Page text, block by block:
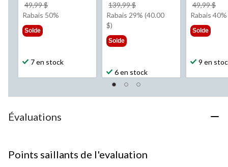
49,99 $
était
Rabais 50%
Solde
7 en stock
139,99 $
était
Rabais 29% (40.00
$)
Solde
6 en stock
49,99 $
Rabais 40%
Solde
9 en
Évaluations
Points saillants de l'evaluation